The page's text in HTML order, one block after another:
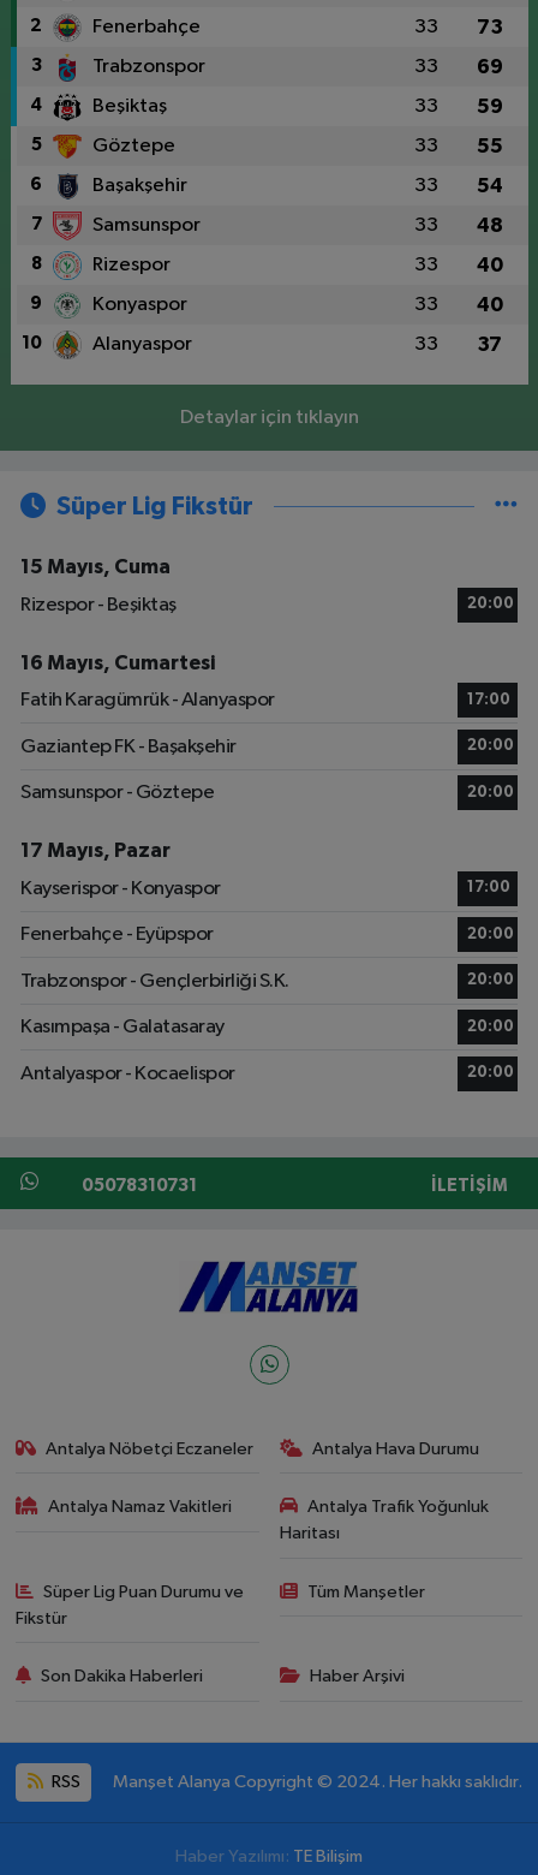
2 Fenerbahçe 33 73
3 Trabzonspor 33 69
4 Beşiktaş 33 59
5 Göztepe 33 55
6 Başakşehir 33 54
7 Samsunspor 33 48
8 Rizespor 33 40
9 Konyaspor 33 40
10 Alanyaspor 33 37
Detaylar için tıklayın
Süper Lig Fikstür
15 Mayıs, Cuma
Rizespor - Beşiktaş
20:00
16 Mayıs, Cumartesi
Fatih Karagümrük - Alanyaspor
17:00
Gaziantep FK - Başakşehir 20:00
Samsunspor - Göztepe 20:00
17 Mayıs, Pazar
Kayserispor - Konyaspor
17:00
Fenerbahçe - Eyüpspor 20:00
Trabzonspor - Gençlerbirliği S.K. 20:00
Kasımpaşa - Galatasaray 20:00
Antalyaspor - Kocaelispor 20:00
05078310731 İLETIŞIM
Antalya Nöbetçi Eczaneler Antalya Hava Durumu
Antalya Namaz Vakitleri
Antalya Trafik Yoğunluk
Haritası
Süper Lig Puan Durumu ve
Fikstür
Tüm Manşetler
Son Dakika Haberleri Haber Arşivi
RSS Manşet Alanya Copyright © 2024. Her hakkı saklıdır.
Haber Yazılımı: TE Bilişim